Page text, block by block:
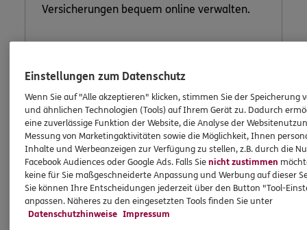
Versicherungen bequem online verwalten.
Einstellungen zum Datenschutz
Wenn Sie auf "Alle akzeptieren" klicken, stimmen Sie der Speicherung
und ähnlichen Technologien (Tools) auf Ihrem Gerät zu. Dadurch
eine zuverlässige Funktion der Website, die Analyse der
Messung von Marketingaktivitäten sowie die Möglichkeit, Ihnen
Inhalte und Werbeanzeigen zur Verfügung zu stellen, z.B. durch die
Facebook Audiences oder Google Ads. Falls Sienicht zustimmen
keine für Sie maßgeschneiderte Anpassung und Werbung auf dieser
Sie können Ihre Entscheidungen jederzeit über den Button "Tool-
anpassen. Näheres zu den eingesetzten Tools finden Sie unter
Datenschutzhinweise Impressum